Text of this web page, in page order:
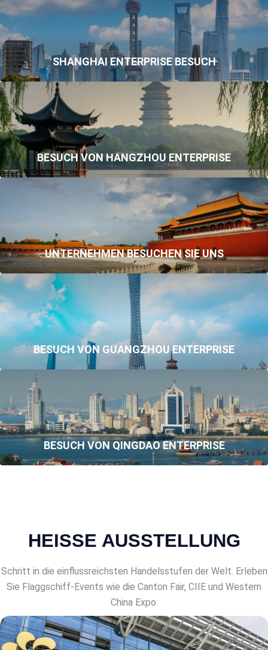
SHANGHAI ENTERPRISE BESUCH
BESUCH VON HANGZHOU ENTERPRISE
UNTERNEHMEN BESUCHEN SIE UNS
BESUCH VON GUANGZHOU ENTERPRISE
BESUCH VON QINGDAO ENTERPRISE
HEISSE AUSSTELLUNG
Schritt in die einflussreichsten Handelsstufen der Welt. Erleben
Sie Flaggschiff-Events wie die Canton Fair, CIIE und Western
China Expo.